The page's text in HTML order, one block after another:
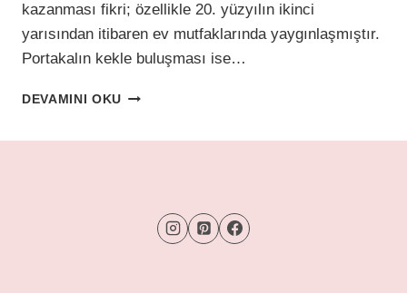
kazanması fikri; özellikle 20. yüzyılın ikinci
yarısından itibaren ev mutfaklarında yaygınlaşmıştır.
Portakalın kekle buluşması ise…
DEVAMINI OKU AZ